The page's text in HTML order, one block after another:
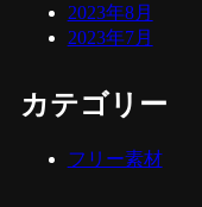
2023年8月
2023年7月
カテゴリー
フリー素材